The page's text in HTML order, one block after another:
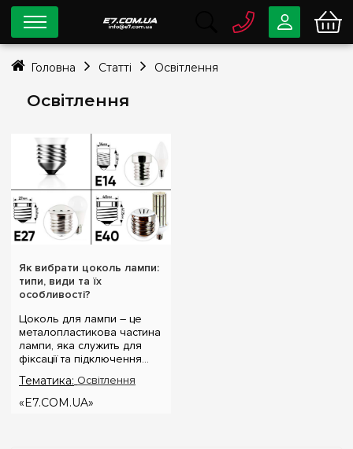
Освітлення
Як вибрати цоколь лампи:
типи, види та їх
особливості?
Цоколь для лампи – це
металопластикова частина
лампи, яка служить для
фіксації та підключення
кола. Цоколь забезпечує
електричний контакт між
Тематика: Освітлення
«E7.COM.UA»
0 800
Головна Статті Освітлення